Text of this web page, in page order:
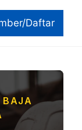
Daftar
BAJA